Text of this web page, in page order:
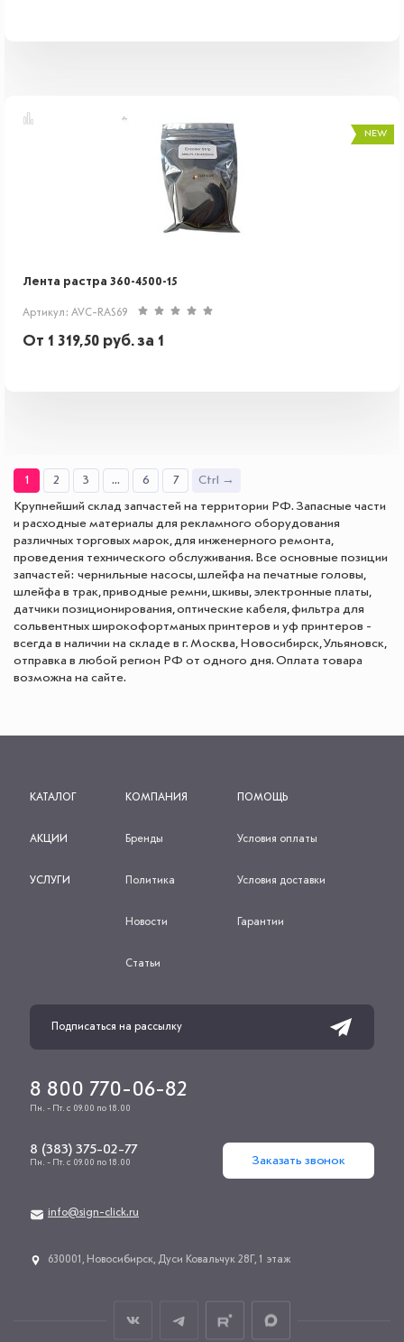
NEW
Лента растра 360-4500-15
Артикул: AVC-RAS69
От 1 319,50 руб.за 1
1 2 3 ... 6 7 Ctrl →
Крупнейший склад запчастей на территории РФ. Запасные части
и расходные материалы для рекламного оборудования
различных торговых марок, для инженерного ремонта,
проведения технического обслуживания. Все основные позиции
запчастей: чернильные насосы, шлейфа на печатные головы,
шлейфа в трак, приводные ремни, шкивы, электронные платы,
датчики позиционирования, оптические кабеля, фильтра для
сольвентных широкофортманых принтеров и уф принтеров -
всегда в наличии на складе в г. Москва, Новосибирск, Ульяновск,
отправка в любой регион РФ от одного дня. Оплата товара
возможна на сайте.
КАТАЛОГ
АКЦИИ
УСЛУГИ
КОМПАНИЯ
Бренды
Политика
Новости
Статьи
ПОМОЩЬ
Условия оплаты
Условия доставки
Гарантии
8 800 770-06-82
Пн. - Пт. с 09.00 по 18.00
8 (383) 375-02-77
Пн. - Пт. с 09.00 по 18.00 Заказать звонок
info@sign-click.ru
​630001, Новосибирск, Дуси Ковальчук 28Г, 1 этаж